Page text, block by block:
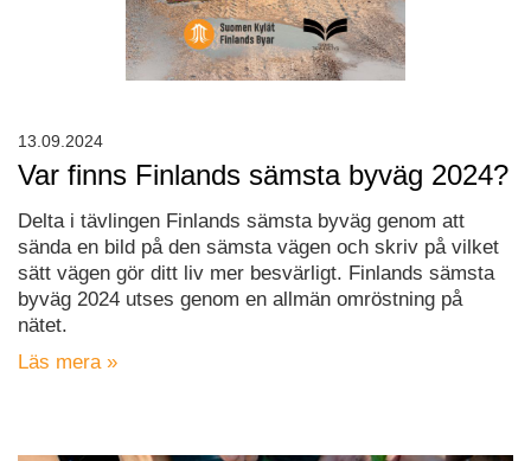
Var finns Finlands sämsta byväg 2024?
Delta i tävlingen Finlands sämsta byväg genom att
sända en bild på den sämsta vägen och skriv på vilket
sätt vägen gör ditt liv mer besvärligt. Finlands sämsta
byväg 2024 utses genom en allmän omröstning på
nätet.
Läs mera »
13.09.2024